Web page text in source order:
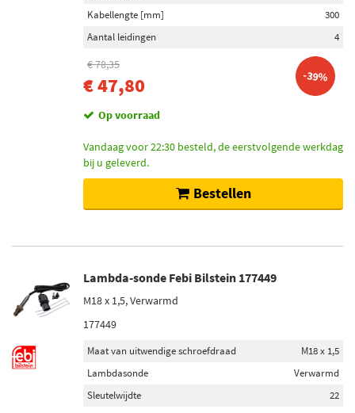
Kabellengte [mm]
300
Aantal leidingen
4
€ 78,35
€ 47,80 -39%
Op voorraad
Vandaag voor 22:30 besteld, de eerstvolgende werkdag
bij u geleverd.
Bestellen
Lambda-sonde Febi Bilstein 177449
M18 x 1,5, Verwarmd
177449
Maat van uitwendige schroefdraad
M18 x 1,5
Lambdasonde
Verwarmd
Sleutelwijdte
22